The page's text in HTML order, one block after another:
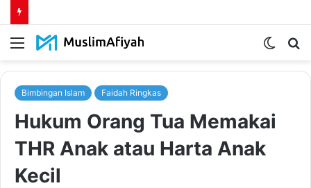
Menu
Switch
Bimbingan Islam Faidah Ringkas
Hukum Orang Tua Memakai
THR Anak atau Harta Anak
Kecil